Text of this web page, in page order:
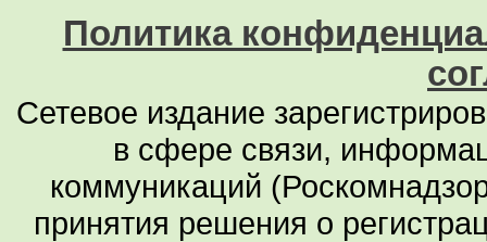
Политика
Сетевое издание
в сфере связи,
коммуникаций
принятия решения о